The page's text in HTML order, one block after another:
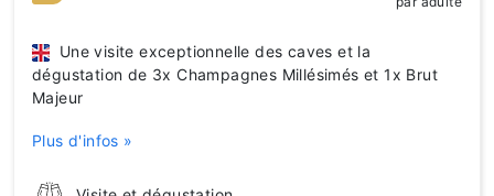
Une visite exceptionnelle des caves et la
dégustation de 3x Champagnes Millésimés et 1x Brut
Majeur
Plus d'infos »